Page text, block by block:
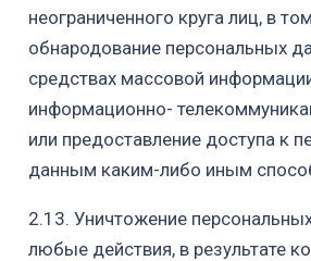
неограниченного круга лиц, в
обнародование персональных
средствах массовой
информационно-
или предоставление доступа к
данным каким-либо иным
2.13. Уничтожение
любые действия, в результате